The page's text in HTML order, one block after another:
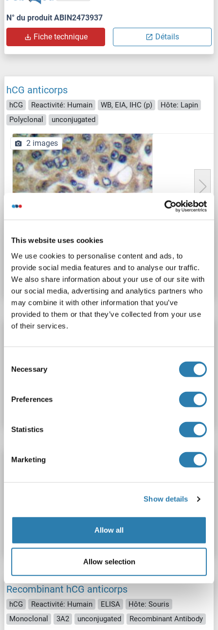
This website uses cookies
We use cookies to personalise content and ads, to
provide social media features and to analyse our traffic.
We also share information about your use of our site with
our social media, advertising and analytics partners who
may combine it with other information that you’ve
provided to them or that they’ve collected from your use
of their services.
Selection
Necessary
Preferences
Statistics
Marketing
Show details
Allow all
Allow selection
N° du produit ABIN2473937
Fiche technique Détails
hCG anticorps
hCG Reactivité: Humain WB, EIA, IHC (p)
Hôte: Lapin
Polyclonal
unconjugated
2 images
N° du produit ABIN265452
Fiche technique Détails
hCG anticorps (Beta 4)
hCG Reactivité: Humain ELISA, RIA
Hôte: Souris
hCG anticorps (Biotin)
N° du produit ABIN7695178
Recombinant hCG anticorps
hCG Reactivité: Humain ELISA
Hôte: Souris
Monoclonal
3A2 unconjugated Recombinant Antibody